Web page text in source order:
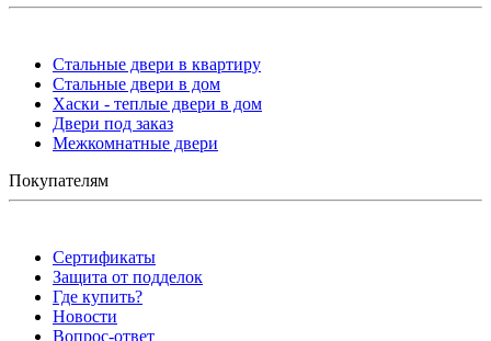
Стальные двери в квартиру
Стальные двери в дом
Хаски - теплые двери в дом
Двери под заказ
Межкомнатные двери
Покупателям
Сертификаты
Защита от подделок
Где купить?
Новости
Вопрос-ответ